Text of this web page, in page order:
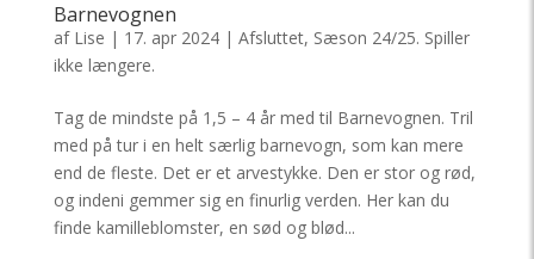
Barnevognen
af Lise | 17. apr 2024| Afsluttet, Sæson 24/25. Spiller
ikke længere.
Tag de mindste på 1,5 – 4 år med til Barnevognen. Tril
med på tur i en helt særlig barnevogn, som kan mere
end de fleste. Det er et arvestykke. Den er stor og rød,
og indeni gemmer sig en finurlig verden. Her kan du
finde kamilleblomster, en sød og blød...